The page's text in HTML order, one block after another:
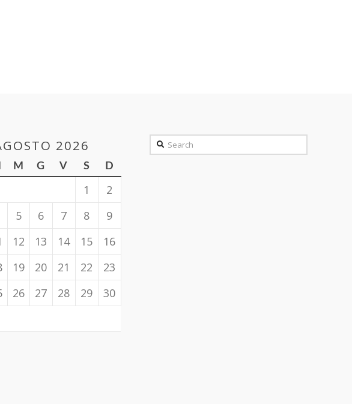
2026
M G V S D
1
2
5 6 7 8
9
12 13 14 15
16
19 20 21 22
23
26 27 28 29
30
Search